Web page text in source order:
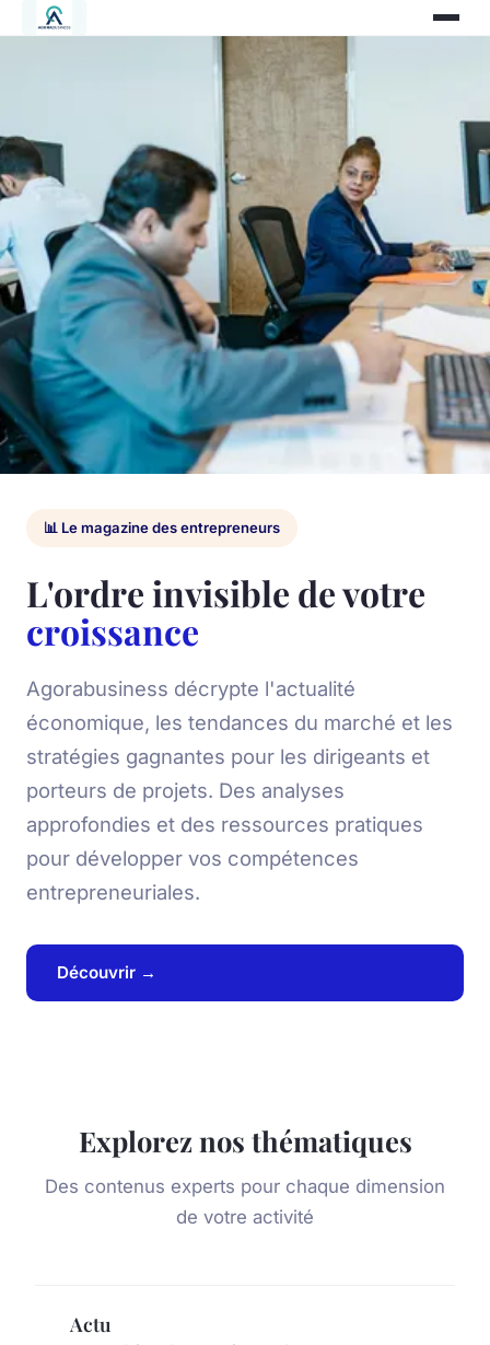
📊 Le magazine des entrepreneurs
L'ordre invisible de votre
croissance
Agorabusiness décrypte l'actualité
économique, les tendances du marché et les
stratégies gagnantes pour les dirigeants et
porteurs de projets. Des analyses
approfondies et des ressources pratiques
pour développer vos compétences
entrepreneuriales.
Découvrir →
Explorez nos thématiques
Des contenus experts pour chaque dimension
de votre activité
Actu